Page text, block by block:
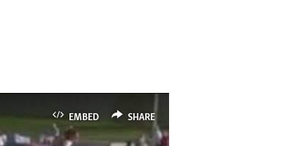
EMBED SHARE